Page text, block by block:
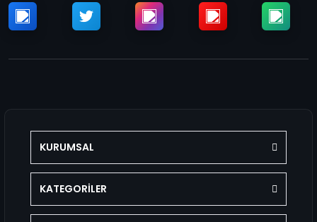
KURUMSAL
KATEGORİLER